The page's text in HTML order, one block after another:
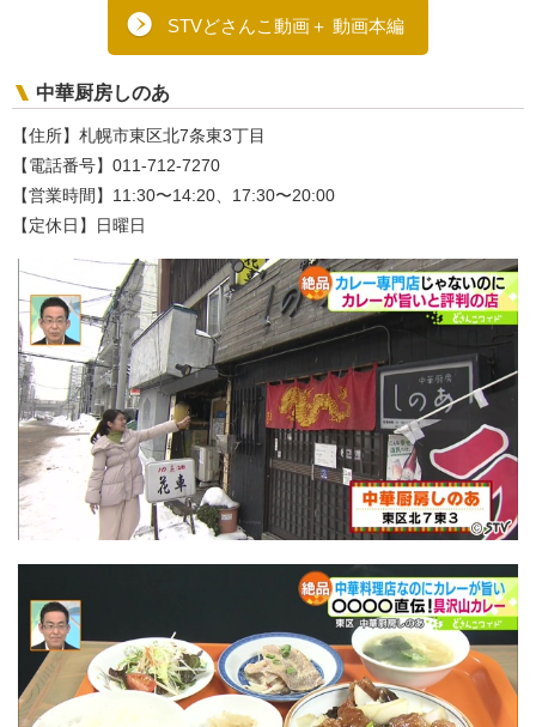
STVどさんこ動画＋ 動画本編
中華厨房しのあ
【住所】札幌市東区北7条東3丁目
【電話番号】011-712-7270
【営業時間】11:30〜14:20、17:30〜20:00
【定休日】日曜日